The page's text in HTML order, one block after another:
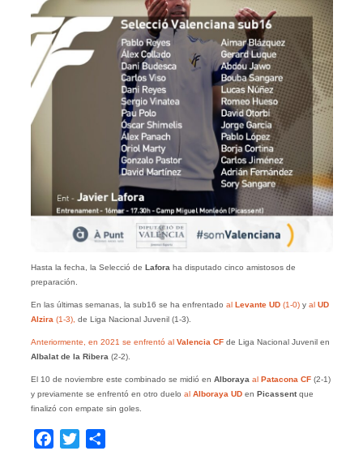
Hasta la fecha, la Selecció de Laforaha disputado cinco amistosos de
preparación.
En las últimas semanas, la sub16 se ha enfrentado al Levante UD(1-0)y al UD
Alzira(1-3), de Liga Nacional Juvenil (1-3).
Anteriormente, en 2021 se enfrentó al Valencia CF de Liga Nacional Juvenil en
Albalat de la Ribera (2-2).
El 10 de noviembre este combinado se midió en Alborayaal Patacona CF(2-1)
y previamente se enfrentó en otro duelo al Alboraya UD en Picassentque
finalizó con empate sin goles.
Facebook
Twitter